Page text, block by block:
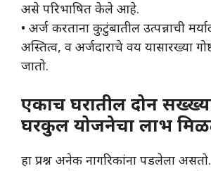
असे परिभाषित केले आहे.
• अर्ज करताना कुटुंबातील उत्पन्नाची
अस्तित्व, व अर्जदाराचे वय यासारख्या
जातो.
एकाच घरातील दोन
घरकुल योजनेचा लाभ
हा प्रश्न अनेक नागरिकांना पडलेला